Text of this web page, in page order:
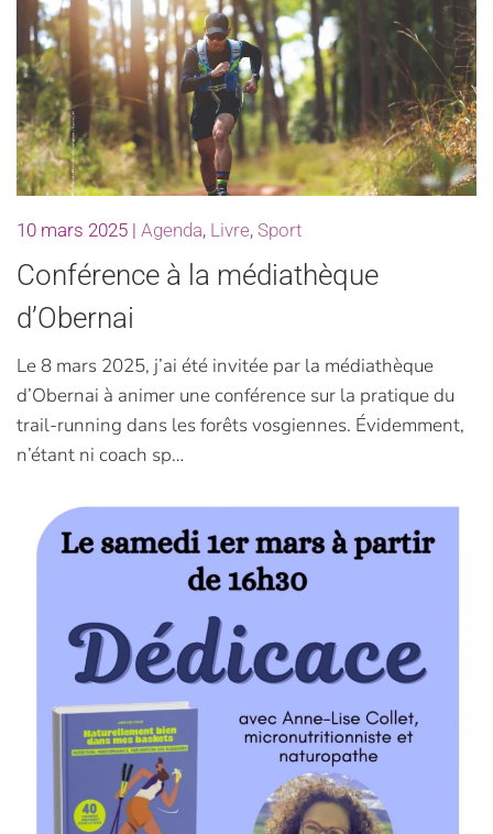
10 mars 2025 | Agenda, Livre, Sport
Conférence à la médiathèque
d’Obernai
Le 8 mars 2025, j’ai été invitée par la médiathèque
d’Obernai à animer une conférence sur la pratique du
trail-running dans les forêts vosgiennes. Évidemment,
n’étant ni coach sp…